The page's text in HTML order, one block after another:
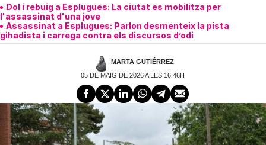
Dol i rebuig a Esplugues: La ciutat es mobilitza per
l'assassinat d'una jove
Assassinat a Esplugues: Parlon desmenteix la pista
gihadista i carrega contra els discursos d’odi
MARTA GUTIÉRREZ
05 DE MAIG DE 2026 A LES 16:46H